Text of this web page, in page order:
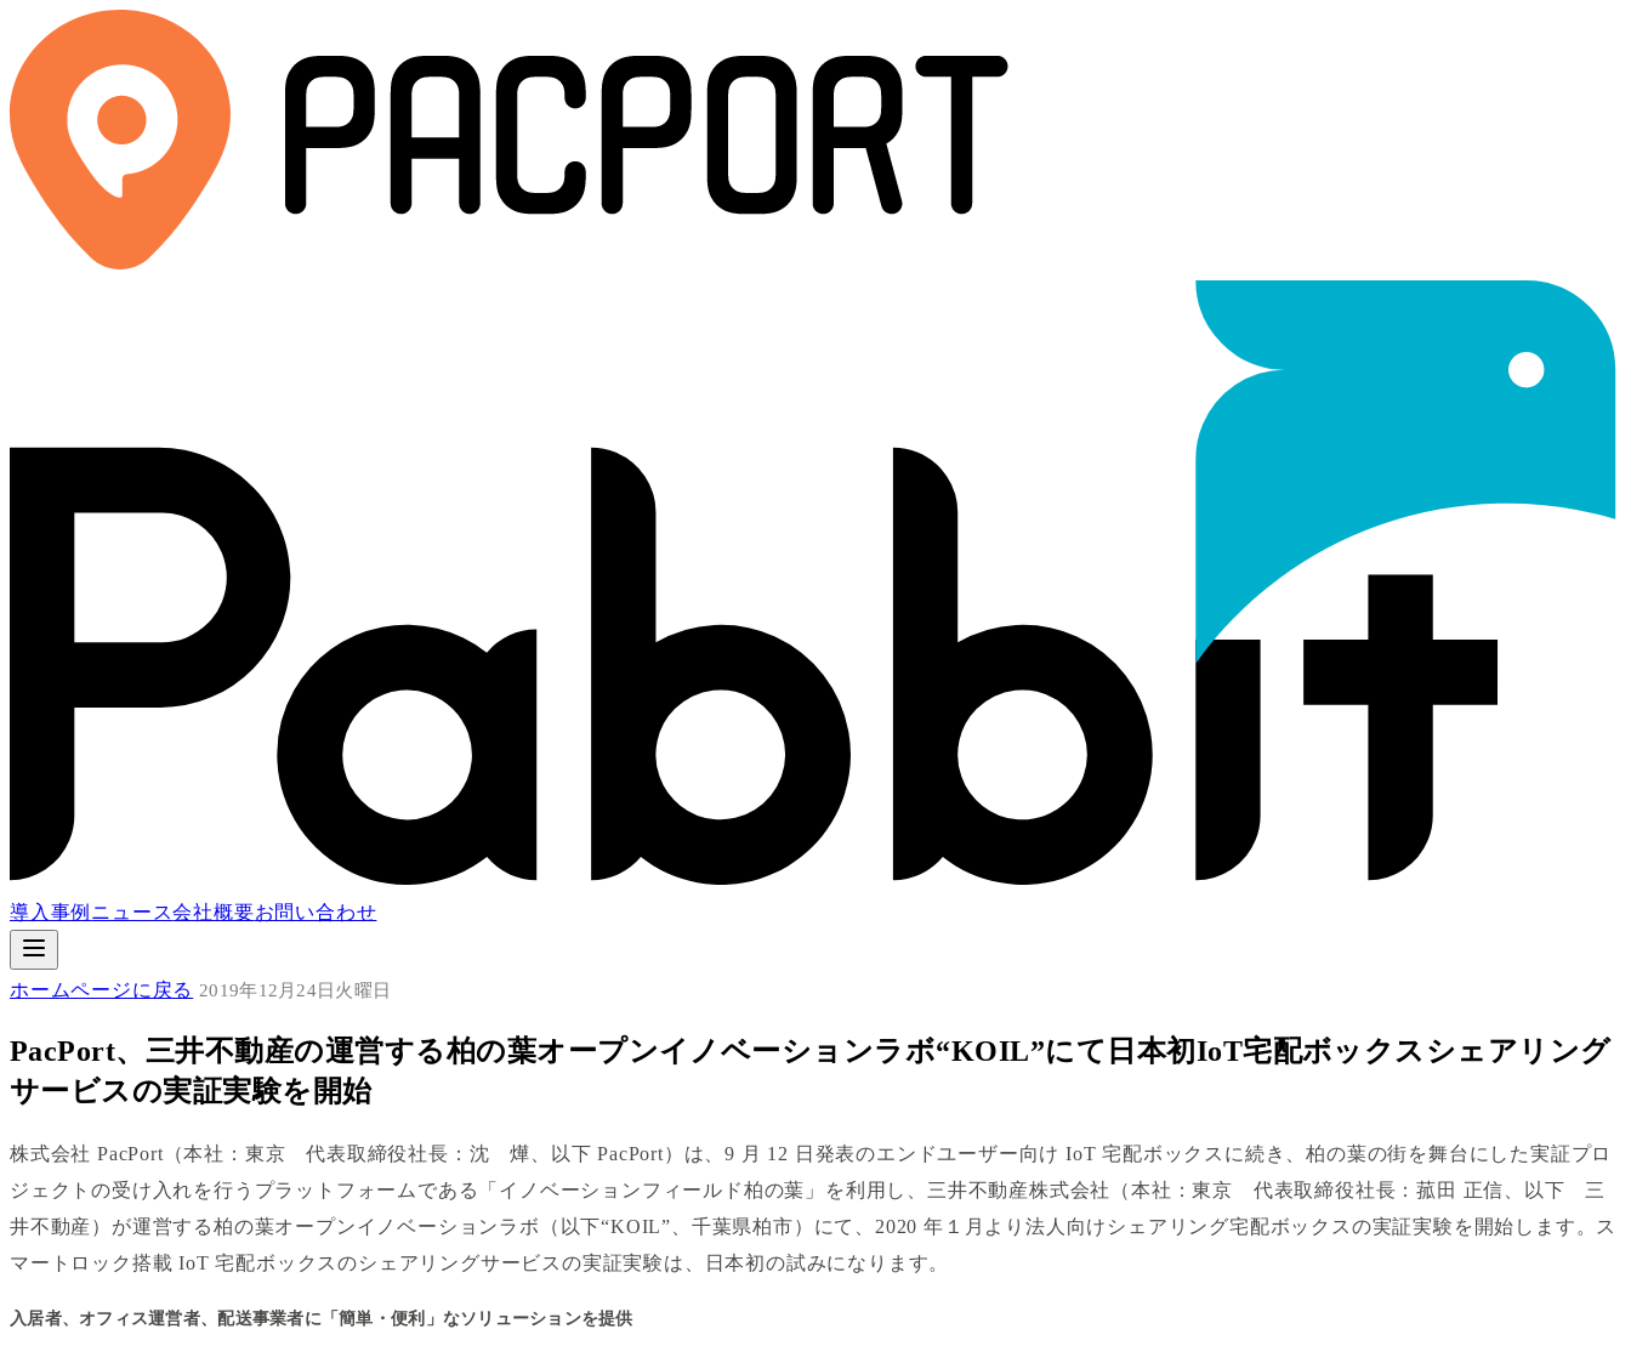
導入事例 ニュース会社概要お問い合わせ
ホームページに戻る 2019年12月24日火曜日
PacPort、三井不動産の運営する柏の葉オープンイノベーションラボ“KOIL”にて日本初IoT宅配ボックスシェアリング
サービスの実証実験を開始
株式会社 PacPort（本社：東京 代表取締役社長：沈 燁、以下 PacPort）は、9 月 12 日発表のエンドユーザー向け IoT 宅配ボックスに続き、柏の葉の街を舞台にした実証プロ
ジェクトの受け入れを行うプラットフォームである「イノベーションフィールド柏の葉」を利用し、三井不動産株式会社（本社：東京 代表取締役社長：菰田 正信、以下 三
井不動産）が運営する柏の葉オープンイノベーションラボ（以下“KOIL”、千葉県柏市）にて、2020 年１月より法人向けシェアリング宅配ボックスの実証実験を開始します。ス
マートロック搭載 IoT 宅配ボックスのシェアリングサービスの実証実験は、日本初の試みになります。
入居者、オフィス運営者、配送事業者に「簡単・便利」なソリューションを提供